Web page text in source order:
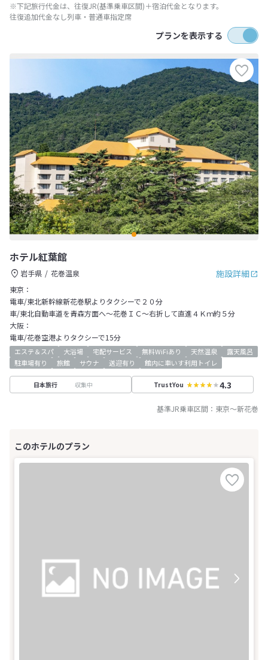
※下記旅行代金は、往復JR(基準乗車区間)＋宿泊代金となります。
往復追加代金なし列車・普通車指定席
プランを表示する
ホテル紅葉館
施設詳細
岩手県
花巻温泉
東京：
電車/東北新幹線新花巻駅よりタクシーで２０分
車/東北自動車道を青森方面へ～花巻ＩＣ～右折して直進４Ｋｍ約５分
大阪：
電車/花巻空港よりタクシーで15分
エステ＆スパ 大浴場 宅配サービス 無料WiFiあり 天然温泉
露天風呂
駐車場有り
旅館 サウナ 送迎有り 館内に車いす利用トイレ
日本旅行 収集中 TrustYou 4.3
基準JR乗車区間： 東京～新花巻